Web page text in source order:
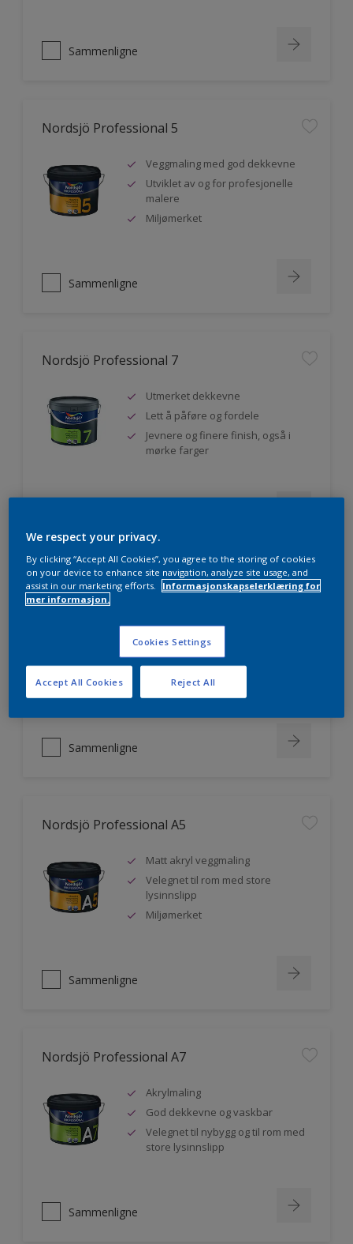
Sammenligne
Nordsjö Professional 5
Veggmaling med god dekkevne
Utviklet av og for profesjonelle
malere
Miljømerket
Sammenligne
Nordsjö Professional 7
Utmerket dekkevne
Lett å påføre og fordele
Jevnere og finere finish, også i
mørke farger
Nordsjö Professional 20
Veggmaling med god dekkevne
Utviklet av og for profesjonelle
malere
Miljømerket
Sammenligne
Nordsjö Professional A5
Matt akryl veggmaling
Velegnet til rom med store
lysinnslipp
Miljømerket
Sammenligne
Nordsjö Professional A7
Akrylmaling
God dekkevne og vaskbar
Velegnet til nybygg og til rom med
store lysinnslipp
Sammenligne
We respect your privacy.
By clicking “Accept All Cookies”, you agree to the storing of cookies
on your device to enhance site navigation, analyze site usage, and
assist in our marketing efforts.
Informasjonskapselerklæring for
mer informasjon.
Cookies Settings
Reject All
Accept All Cookies